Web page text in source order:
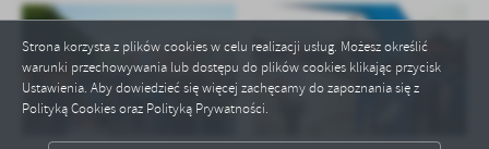
Strona korzysta z plików cookies w celu realizacji usług. Możesz określić
warunki przechowywania lub dostępu do plików cookies klikając przycisk
Ustawienia. Aby dowiedzieć się więcej zachęcamy do zapoznania się z
Polityką Cookies oraz Polityką Prywatności.
ZAPISZ WYBRANE
ODRZUĆ WSZYSTKIE